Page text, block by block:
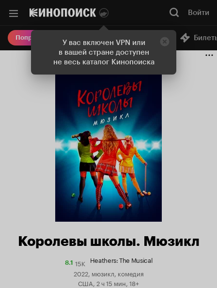
У вас включен VPN или
в вашей стране доступен
не весь каталог Кинопоиска
Войти
Попробовать Плюс Онлайн-кинотеатр
Королевы школы. Мюзикл
8.1Рейтинг
Кинопоиска
15K Heathers: The Musical
2022, мюзикл, комедия
США, 2 ч 15 мин, 18+